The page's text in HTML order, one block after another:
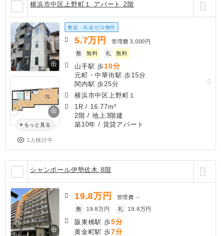
横浜市中区上野町１ アパート 2階
もっと見る
1人検討中
敷金・礼金ゼロ物件
5.7万円 管理費 3,000円
敷
無料 礼 無料
山手駅 歩10分
元町・中華街駅 歩15分
関内駅 歩25分
横浜市中区上野町１
1R / 16.77m²
2階 / 地上3階建
築10年 / 賃貸アパート
シャンボール伊勢佐木 8階
19.8万円 管理費 －
敷
19.8万円 礼 19.8万円
阪東橋駅 歩5分
黄金町駅 歩7分